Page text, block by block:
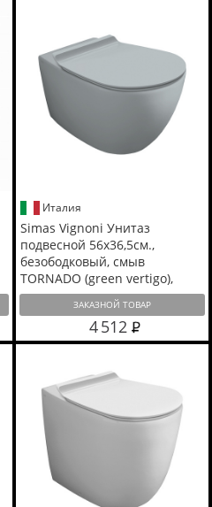
Италия
Simas Vignoni Унитаз
подвесной 56х36,5см.,
безободковый, смыв
TORNADO (green vertigo),
цвет: tela matt
ЗАКАЗНОЙ ТОВАР
4 512